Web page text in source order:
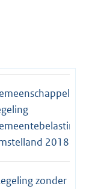
2018
zonder